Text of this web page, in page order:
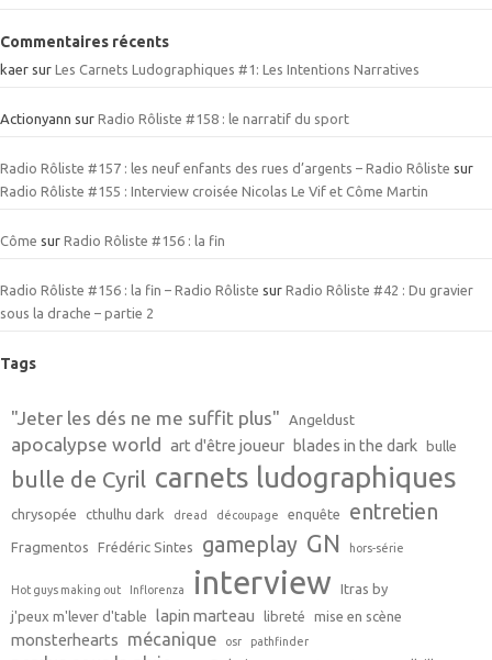
Commentaires récents
kaer sur Les Carnets Ludographiques #1: Les Intentions Narratives
Actionyann sur Radio Rôliste #158 : le narratif du sport
Radio Rôliste #157 : les neuf enfants des rues d’argents – Radio Rôliste sur
Radio Rôliste #155 : Interview croisée Nicolas Le Vif et Côme Martin
Côme sur Radio Rôliste #156 : la fin
Radio Rôliste #156 : la fin – Radio Rôliste sur Radio Rôliste #42 : Du gravier
sous la drache – partie 2
Tags
"Jeter les dés ne me suffit plus" Angeldust
apocalypse world art d'être joueur blades in the dark bulle
bulle de Cyril carnets ludographiques
chrysopée cthulhu dark dread découpage enquête entretien
Fragmentos Frédéric Sintes gameplay GN hors-série
Hot guys making out Inflorenza interview
Itras by
j'peux m'lever d'table
lapin marteau libreté mise en scène
monsterhearts mécanique osr pathfinder